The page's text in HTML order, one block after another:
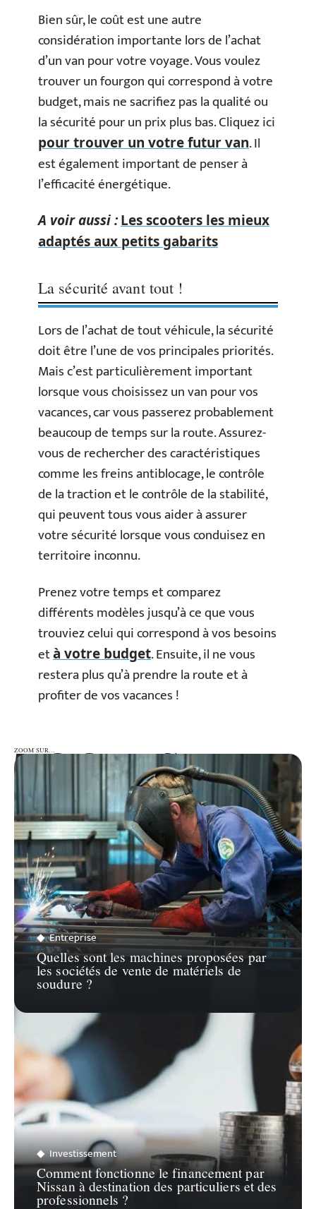
Bien sûr, le coût est une autre
considération importante lors de l’achat
d’un van pour votre voyage. Vous voulez
trouver un fourgon qui correspond à votre
budget, mais ne sacrifiez pas la qualité ou
la sécurité pour un prix plus bas. Cliquez ici
pour trouver un votre futur van. Il
est également important de penser à
l’efficacité énergétique.
A voir aussi :Les scooters les mieux
adaptés aux petits gabarits
La sécurité avant tout !
Lors de l’achat de tout véhicule, la sécurité
doit être l’une de vos principales priorités.
Mais c’est particulièrement important
lorsque vous choisissez un van pour vos
vacances, car vous passerez probablement
beaucoup de temps sur la route. Assurez-
vous de rechercher des caractéristiques
comme les freins antiblocage, le contrôle
de la traction et le contrôle de la stabilité,
qui peuvent tous vous aider à assurer
votre sécurité lorsque vous conduisez en
territoire inconnu.
Prenez votre temps et comparez
différents modèles jusqu’à ce que vous
trouviez celui qui correspond à vos besoins
età votre budget. Ensuite, il ne vous
restera plus qu’à prendre la route et à
profiter de vos vacances !
ZOOM SUR…
ZOOM SUR…
Entreprise
Quelles sont les machines proposées par
les sociétés de vente de matériels de
soudure ?
Investissement
Comment fonctionne le financement par
Nissan à destination des particuliers et des
professionnels ?